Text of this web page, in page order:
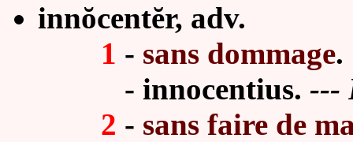
innŏcentĕr, adv.
1 - sans dommage.
- innocentius. ---
2 - sans faire de